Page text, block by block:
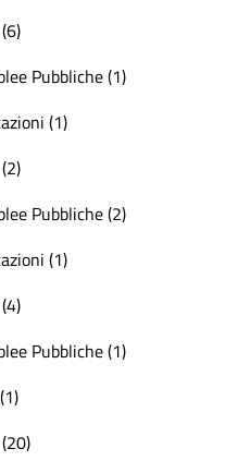
Pubbliche (1)
(1)
Pubbliche (2)
(1)
Pubbliche (1)